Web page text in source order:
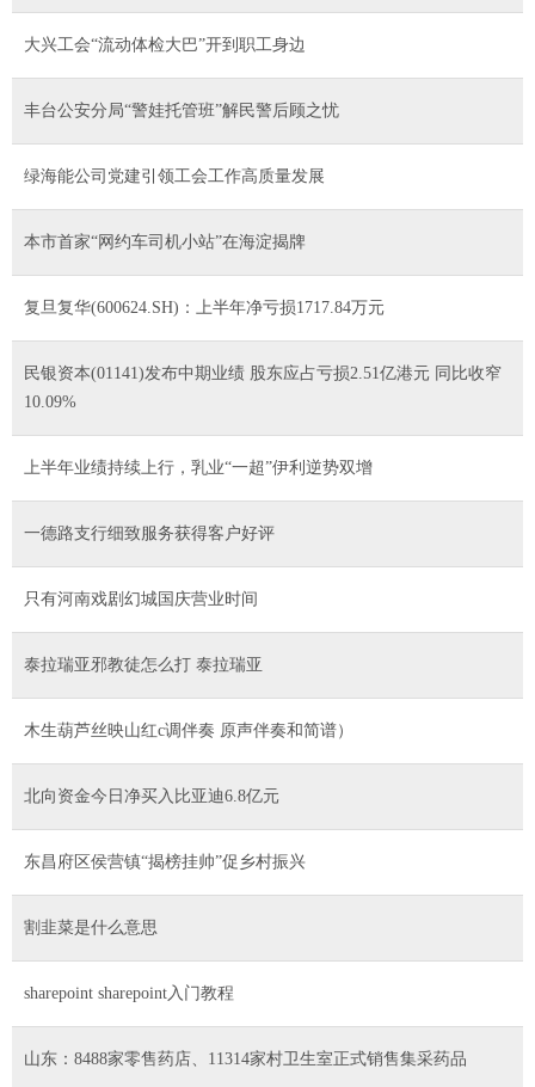
大兴工会“流动体检大巴”开到职工身边
丰台公安分局“警娃托管班”解民警后顾之忧
绿海能公司党建引领工会工作高质量发展
本市首家“网约车司机小站”在海淀揭牌
复旦复华(600624.SH)：上半年净亏损1717.84万元
民银资本(01141)发布中期业绩 股东应占亏损2.51亿港元 同比收窄
10.09%
上半年业绩持续上行，乳业“一超”伊利逆势双增
一德路支行细致服务获得客户好评
只有河南戏剧幻城国庆营业时间
泰拉瑞亚邪教徒怎么打 泰拉瑞亚
木生葫芦丝映山红c调伴奏 原声伴奏和简谱）
北向资金今日净买入比亚迪6.8亿元
东昌府区侯营镇“揭榜挂帅”促乡村振兴
割韭菜是什么意思
sharepoint sharepoint入门教程
山东：8488家零售药店、11314家村卫生室正式销售集采药品